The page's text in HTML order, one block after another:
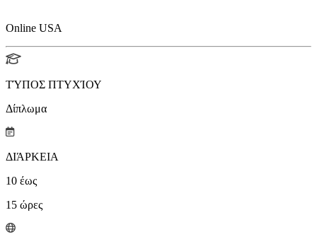
Online USA
ΤΎΠΟΣ ΠΤΥΧΊΟΥ
Δίπλωμα
ΔΙΆΡΚΕΙΑ
10 έως
15 ώρες